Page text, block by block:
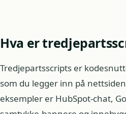
Hva er
Tredjepartsscripts er
som du legger inn på
eksempler er HubSpot-chat,